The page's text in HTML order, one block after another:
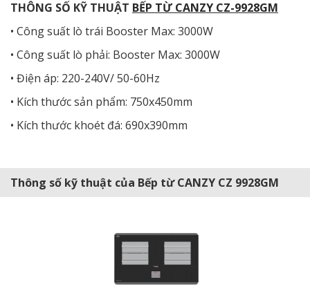
THÔNG SỐ KỸ THUẬT BẾP TỪ CANZY CZ-9928GM
• Công suất lò trái Booster Max: 3000W
• Công suất lò phải: Booster Max: 3000W
• Điện áp: 220-240V/ 50-60Hz
• Kích thước sản phẩm: 750x450mm
• Kích thước khoét đá: 690x390mm
Thông số kỹ thuật của Bếp từ CANZY CZ 9928GM